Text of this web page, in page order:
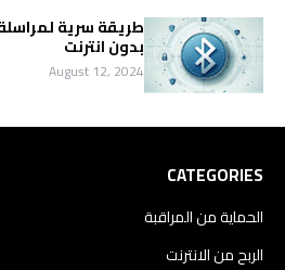
طريقة سرية
بدون انترنت
August 12, 2024
CATEGORIES
الحماية من المراقبة
الربح من الانترنت